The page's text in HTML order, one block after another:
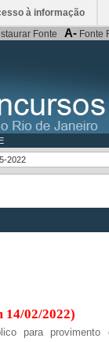
à informação
Fonte A- Fonte
2022
14/02/2022)
para provimento